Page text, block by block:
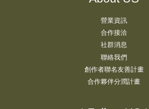
營業資訊
合作接洽
社群消息
聯絡我們
創作者聯名友善計畫
合作夥伴分潤計畫